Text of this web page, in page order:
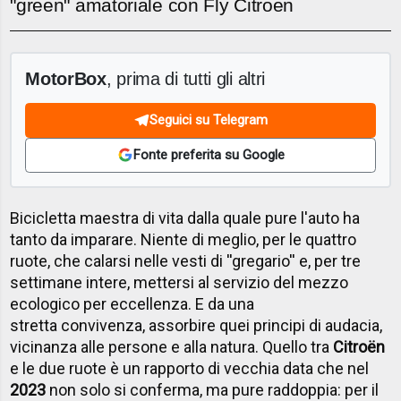
"green" amatoriale con Fly Citroen
MotorBox, prima di tutti gli altri
Seguici su Telegram
Fonte preferita su Google
Bicicletta maestra di vita dalla quale pure l'auto ha
tanto da imparare. Niente di meglio, per le quattro
ruote, che calarsi nelle vesti di ''gregario'' e, per tre
settimane intere, mettersi al servizio del mezzo
ecologico per eccellenza. E da una
stretta convivenza, assorbire quei principi di audacia,
vicinanza alle persone e alla natura. Quello tra Citroën
e le due ruote è un rapporto di vecchia data che nel
2023 non solo si conferma, ma pure raddoppia: per il